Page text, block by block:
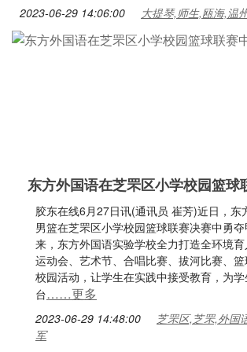
2023-06-29 14:06:00 大提琴,师生,瓯海,温
东方外国语在芝罘区小学校园篮球
胶东在线6月27日讯(通讯员 崔芳)近日，东
男篮在芝罘区小学校园篮球联赛决赛中勇
来，东方外国语实验学校全力打造全环境
运动会、艺术节、合唱比赛、拔河比赛、
校园活动，让学生在实践中接受教育，为
台……更多
2023-06-29 14:48:00
芝罘区,芝罘,外国
军